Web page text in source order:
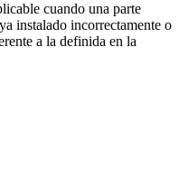
cuando una parte
instalado incorrectamente o
a la definida en la